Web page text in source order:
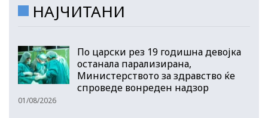
НАЈЧИТАНИ
По царски рез 19 годишна девојка
останала парализирана,
Министерството за здравство ќе
спроведе вонреден надзор
01/08/2026